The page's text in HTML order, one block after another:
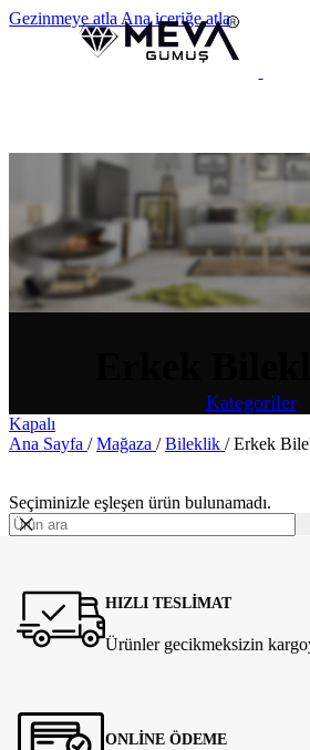
Gezinmeye atla Ana içeriğe atla
Kategoriler
Kapalı
Ana Sayfa / Mağaza / Bileklik / Erkek
Seçiminizle eşleşen ürün bulunamadı.
HIZLI TESLİMAT
Ürünler gecikmeksizin
ONLİNE ÖDEME